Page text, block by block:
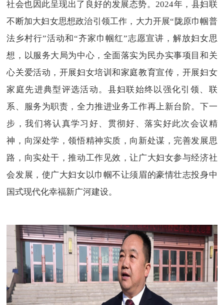
社会也因此呈现出了良好的发展态势。2024年，县妇联
不断加大妇女思想政治引领工作，大力开展“陇原巾帼普
法乡村行”活动和“齐家巾帼红”志愿宣讲，解放妇女思
想，以服务大局为中心，全面落实为民办实事项目和关
心关爱活动，开展妇女培训和家庭教育宣传，开展妇女
家庭先进典型评选活动。县妇联始终以强化引领、联
系、服务为职责，全力推进业务工作再上新台阶。下一
步，我们将认真学习好、贯彻好、落实好此次会议精
神，向深处学，领悟精神实质，向新处谋，完善发展思
路，向实处干，推动工作见效，让广大妇女参与经济社
会发展，使广大妇女以巾帼不让须眉的豪情壮志投身中
国式现代化幸福新广河建设。